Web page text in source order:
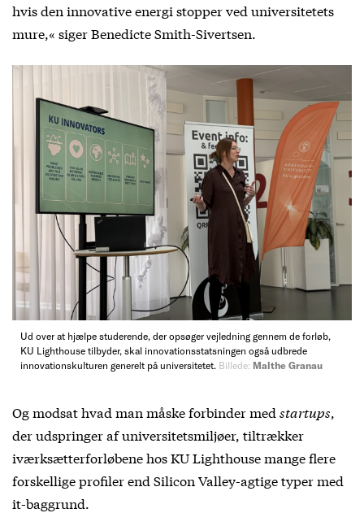
hvis den innovative energi stopper ved universitetets
mure,« siger Benedicte Smith-Sivertsen.
Ud over at hjælpe studerende, der opsøger vejledning gennem de forløb,
KU Lighthouse tilbyder, skal innovationsstatsningen også udbrede
innovationskulturen generelt på universitetet. Billede: Malthe Granau
Og modsat hvad man måske forbinder med startups
der udspringer af universitetsmiljøer, tiltrækker
iværksætterforløbene hos KU Lighthouse mange flere
forskellige profiler end Silicon Valley-agtige typer med
it-baggrund.